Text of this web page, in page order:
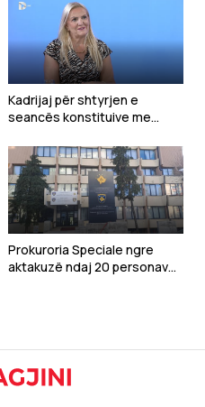
Kadrijaj për shtyrjen e
seancës konstituive me
pakuptueshme
Prokuroria Speciale ngre
aktakuzë ndaj 20 personave